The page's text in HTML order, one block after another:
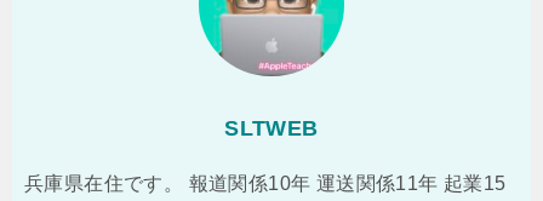
SLTWEB
兵庫県在住です。 報道関係10年 運送関係11年 起業15